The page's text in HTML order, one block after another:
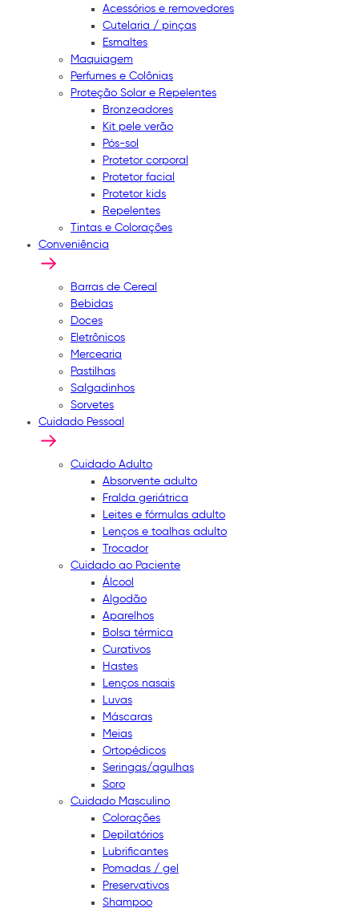
Acessórios e removedores
Cutelaria / pinças
Esmaltes
Maquiagem
Perfumes e Colônias
Proteção Solar e Repelentes
Bronzeadores
Kit pele verão
Pós-sol
Protetor corporal
Protetor facial
Protetor kids
Repelentes
Tintas e Colorações
Conveniência
Barras de Cereal
Bebidas
Doces
Eletrônicos
Mercearia
Pastilhas
Salgadinhos
Sorvetes
Cuidado Pessoal
Cuidado Adulto
Absorvente adulto
Fralda geriátrica
Leites e fórmulas adulto
Lenços e toalhas adulto
Trocador
Cuidado ao Paciente
Álcool
Algodão
Aparelhos
Bolsa térmica
Curativos
Hastes
Lenços nasais
Luvas
Máscaras
Meias
Ortopédicos
Seringas/agulhas
Soro
Cuidado Masculino
Colorações
Depilatórios
Lubrificantes
Pomadas / gel
Preservativos
Shampoo